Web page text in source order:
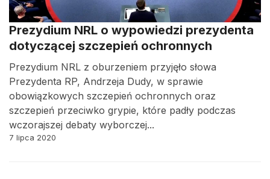
Prezydium NRL o wypowiedzi prezydenta
dotyczącej szczepień ochronnych
Prezydium NRL z oburzeniem przyjęło słowa
Prezydenta RP, Andrzeja Dudy, w sprawie
obowiązkowych szczepień ochronnych oraz
szczepień przeciwko grypie, które padły podczas
wczorajszej debaty wyborczej...
7 lipca 2020